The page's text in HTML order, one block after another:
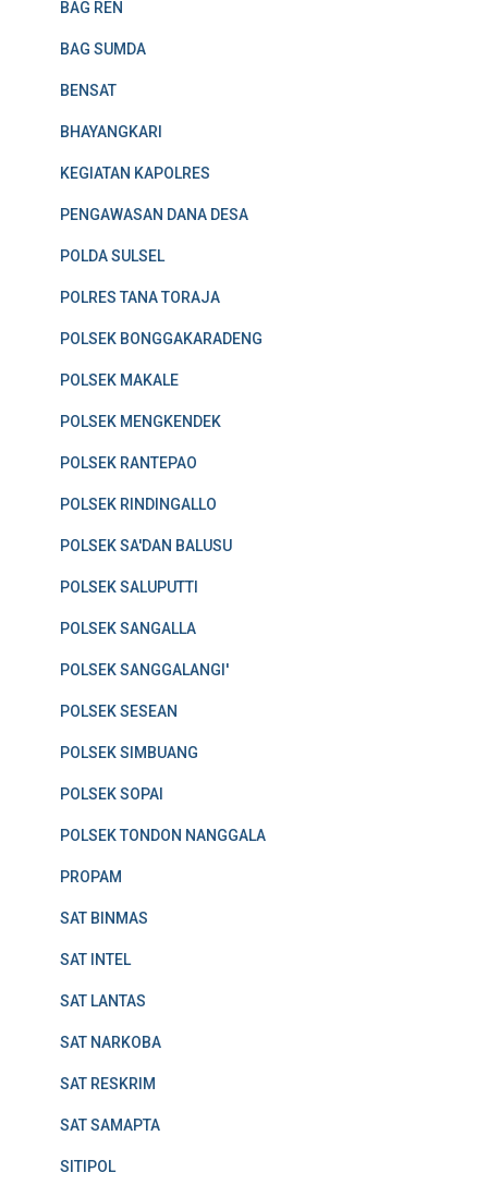
BAG REN
BAG SUMDA
BENSAT
BHAYANGKARI
KEGIATAN KAPOLRES
PENGAWASAN DANA DESA
POLDA SULSEL
POLRES TANA TORAJA
POLSEK BONGGAKARADENG
POLSEK MAKALE
POLSEK MENGKENDEK
POLSEK RANTEPAO
POLSEK RINDINGALLO
POLSEK SA'DAN BALUSU
POLSEK SALUPUTTI
POLSEK SANGALLA
POLSEK SANGGALANGI'
POLSEK SESEAN
POLSEK SIMBUANG
POLSEK SOPAI
POLSEK TONDON NANGGALA
PROPAM
SAT BINMAS
SAT INTEL
SAT LANTAS
SAT NARKOBA
SAT RESKRIM
SAT SAMAPTA
SITIPOL